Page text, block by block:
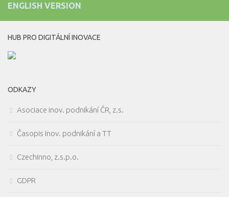
ENGLISH VERSION
HUB PRO DIGITÁLNÍ INOVACE
ODKAZY
Asociace inov. podnikání ČR, z.s.
Časopis Inov. podnikání a TT
Czechinno, z.s.p.o.
GDPR